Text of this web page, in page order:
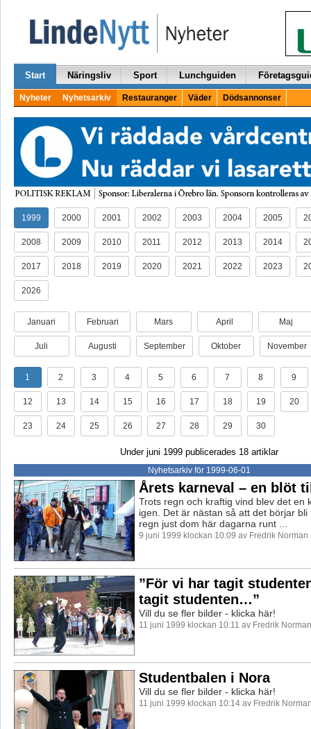
Start Näringsliv Sport Lunchguiden
Nyheter Nyhetsarkiv Restauranger Väder Dödsannonser
1999 2000 2001 2002 2003 2004 2005
2008 2009 2010 2011 2012 2013 2014
2017 2018 2019 2020 2021 2022 2023
2026
Januari Februari Mars April Maj
Juli Augusti September Oktober November
1 2 3 4 5 6 7 8 9
12 13 14 15 16 17 18 19 20
23 24 25 26 27 28 29 30
Under juni 1999 publicerades 18 artiklar
Nyhetsarkiv för 1999-06-01
Årets karneval – en blöt
Trots regn och kraftig vind blev det en
igen. Det är nästan så att det börjar bli
regn just dom här dagarna runt ...
9 juni 1999 klockan 10:09 av Fredrik Norman
”För vi har tagit
tagit studenten…”
Vill du se fler bilder - klicka här!
11 juni 1999 klockan 10:11 av Fredrik Norman
Studentbalen i Nora
Vill du se fler bilder - klicka här!
11 juni 1999 klockan 10:14 av Fredrik